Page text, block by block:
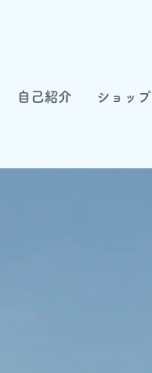
自己紹介 ショップ